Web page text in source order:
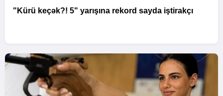
"Kürü keçək?! 5" yarışına rekord sayda iştirakçı